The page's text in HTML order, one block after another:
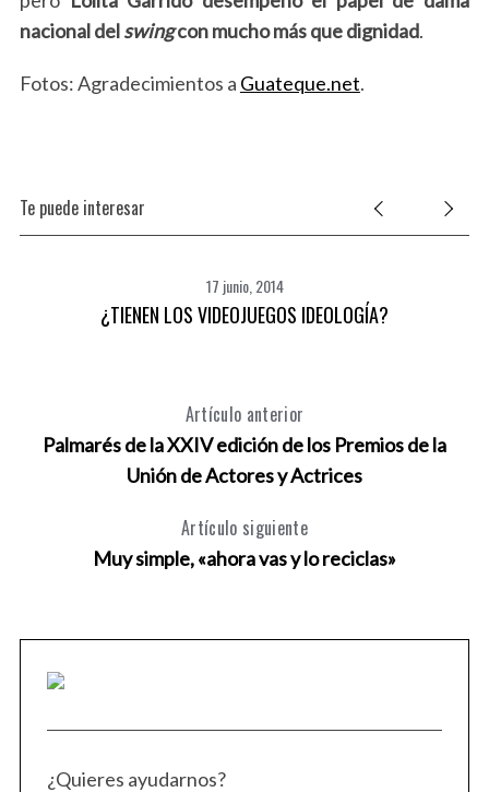
nacional delswingcon mucho más que dignidad.
Fotos: Agradecimientos a Guateque.net.
Te puede interesar
17 junio, 2014
¿TIENEN LOS VIDEOJUEGOS IDEOLOGÍA?
Artículo anterior
Palmarés de la XXIV edición de los Premios de la
Unión de Actores y Actrices
Artículo siguiente
Muy simple, «ahora vas y lo reciclas»
¿Quieres ayudarnos?